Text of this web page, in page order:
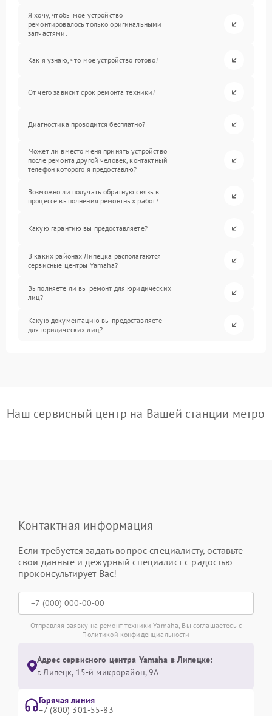
Я хочу, чтобы мое устройство
ремонтировалось только оригинальными
запчастями.
Как я узнаю, что мое устройство готово?
От чего зависит срок ремонта техники?
Диагностика проводится бесплатно?
Может ли вместо меня принять устройство
после ремонта другой человек, контактный
телефон которого я предоставлю?
Возможно ли получать обратную связь в
процессе выполнения ремонтных работ?
Какую гарантию вы предоставляете?
В каких районах Липецка располагаются
сервисные центры Yamaha?
Выполняете ли вы ремонт для юридических
лиц?
Какую документацию вы предоставляете
для юридических лиц?
Наш сервисный центр на Вашей станции метро
Контактная информация
Если требуется задать вопрос специалисту, оставьте
свои данные и дежурный специалист с радостью
проконсультирует Вас!
Отправляя заявку на ремонт техники Yamaha, Вы соглашаетесь с
Политикой конфиденциальности
Адрес сервисного центра Yamaha в Липецке:
г. Липецк, 15-й микрорайон, 9А
Горячая линия
+7 (800) 301-55-83